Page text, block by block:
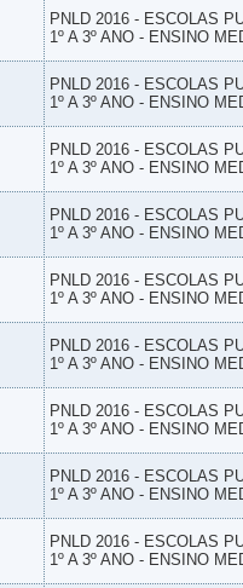
PNLD 2016 - ESCOLAS
1º A 3º ANO - ENSINO
PNLD 2016 - ESCOLAS
1º A 3º ANO - ENSINO
PNLD 2016 - ESCOLAS
1º A 3º ANO - ENSINO
PNLD 2016 - ESCOLAS
1º A 3º ANO - ENSINO
PNLD 2016 - ESCOLAS
1º A 3º ANO - ENSINO
PNLD 2016 - ESCOLAS
1º A 3º ANO - ENSINO
PNLD 2016 - ESCOLAS
1º A 3º ANO - ENSINO
PNLD 2016 - ESCOLAS
1º A 3º ANO - ENSINO
PNLD 2016 - ESCOLAS
1º A 3º ANO - ENSINO